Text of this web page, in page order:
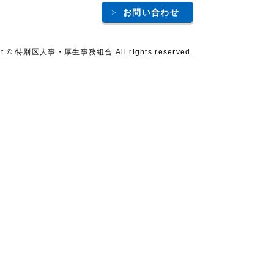
お問い合わせ
© 特別区人事・厚生事務組合 All rights reserved.